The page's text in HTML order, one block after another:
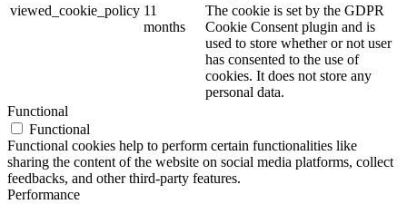
viewed_cookie_policy 11
months
The cookie is set by the GDPR
Cookie Consent plugin and is
used to store whether or not user
has consented to the use of
cookies. It does not store any
personal data.
Functional
Functional
Functional cookies help to perform certain functionalities like
sharing the content of the website on social media platforms, collect
feedbacks, and other third-party features.
Performance